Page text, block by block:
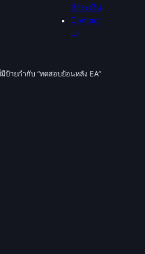
ชำระเงิน
Contact
Us
ป้ายกำกับ “ทดสอบย้อนหลัง EA”